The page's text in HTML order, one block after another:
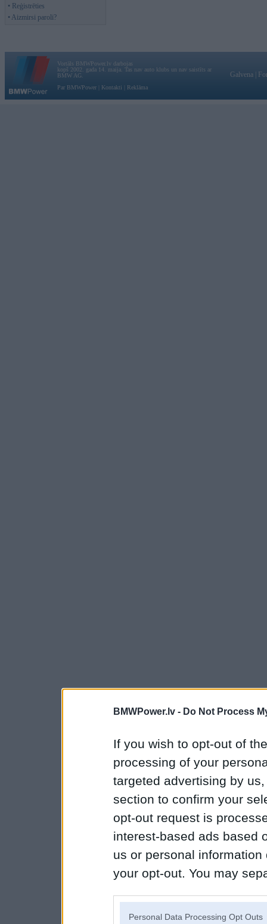
BMWPower.lv - Do Not Process
If you wish to opt-out of
processing of your
targeted advertising by
section to confirm your
opt-out request is
interest-based ads based
us or personal
your opt-out. You may
Personal Data Processing Opt Outs
• Reģistrēties
• Aizmirsi paroli?
Vortāls BMWPower.lv darbojas
kopš 2002. gada 14. maija. Tas nav auto klubs un nav saistīts ar
BMW AG.
Par BMWPower
Kontakti Reklāma
Galvena